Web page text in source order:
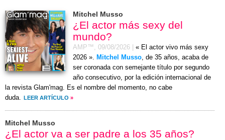
Mitchel Musso
¿El actor más sexy del
mundo?
AMP™, 09/08/2026
« El actor vivo más sexy
2026 ».
Mitchel Musso , de 35 años, acaba de
ser coronada con semejante título por segundo
año consecutivo, por la edición internacional de
la revista Glam'mag. Es el nombre del momento, no cabe
duda.
LEER ARTÍCULO »
Mitchel Musso
¿El actor va a ser padre a los 35 años?